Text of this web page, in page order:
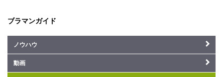
ブラマンガイド
ノウハウ
動画